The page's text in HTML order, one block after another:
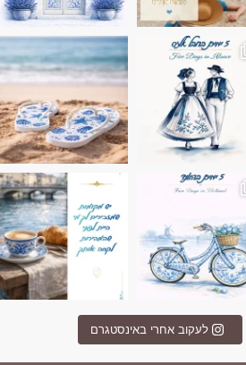
יותר. החול, הי
Instagram post
לעקוב אחרי באינסטגרם